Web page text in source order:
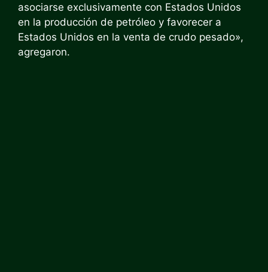
asociarse exclusivamente con Estados Unidos
en la producción de petróleo y favorecer a
Estados Unidos en la venta de crudo pesado»,
agregaron.